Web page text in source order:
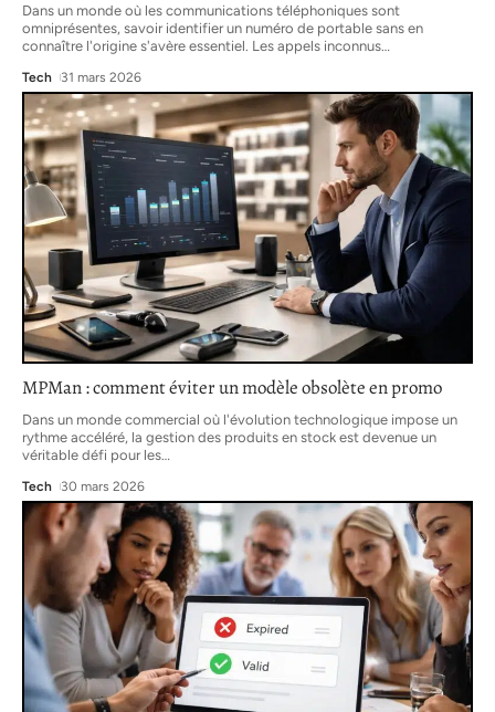
Dans un monde où les communications téléphoniques sont
omniprésentes, savoir identifier un numéro de portable sans en
connaître l'origine s'avère essentiel. Les appels inconnus
Tech 31 mars 2026
MPMan : comment éviter un modèle obsolète en promo
Dans un monde commercial où l'évolution technologique impose un
rythme accéléré, la gestion des produits en stock est devenue un
véritable défi pour les…
Tech 30 mars 2026